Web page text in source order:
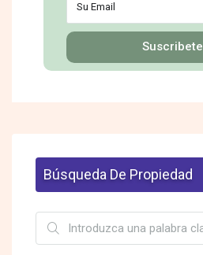
Suscribete
Búsqueda De Propiedad